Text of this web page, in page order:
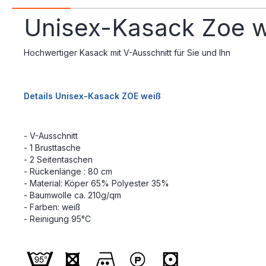
Unisex-Kasack Zoe
Hochwertiger Kasack mit V-Ausschnitt für Sie und Ihn
Details Unisex-Kasack ZOE weiß
- V-Ausschnitt
- 1 Brusttasche
- 2 Seitentaschen
- Rückenlänge : 80 cm
- Material: Köper 65% Polyester 35%
- Baumwolle ca. 210g/qm
- Farben: weiß
- Reinigung 95°C